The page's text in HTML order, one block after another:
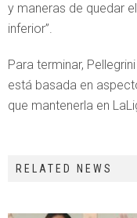
y maneras de quedar
inferior”.
Para terminar,
está basada en
que mantenerla en
RELATED NEWS